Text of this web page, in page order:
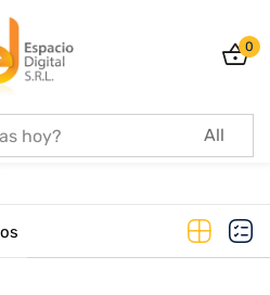
0
in